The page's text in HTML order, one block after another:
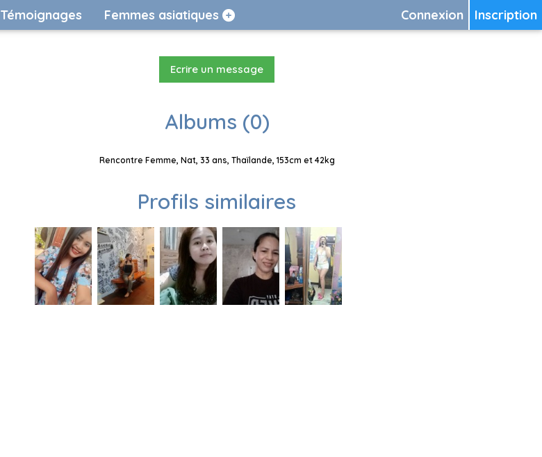
Inscription
Connexion
Témoignages Femmes asiatiques
Ecrire un message
Albums (0)
Rencontre Femme, Nat, 33 ans, Thaïlande, 153cm et 42kg
Profils similaires